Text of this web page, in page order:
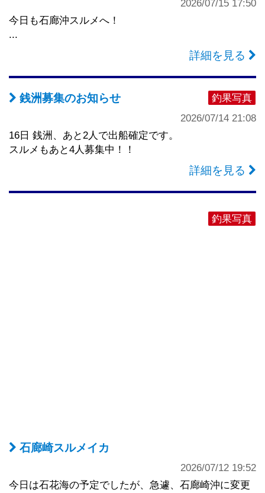
2026/07/15 17:50
今日も石廊沖スルメへ！
...
詳細を見る
釣果写真
銭洲募集のお知らせ
2026/07/14 21:08
16日 銭洲、あと2人で出船確定です。
スルメもあと4人募集中！！
詳細を見る
釣果写真
石廊崎スルメイカ
2026/07/12 19:52
今日は石花海の予定でしたが、急遽、石廊崎沖に変更